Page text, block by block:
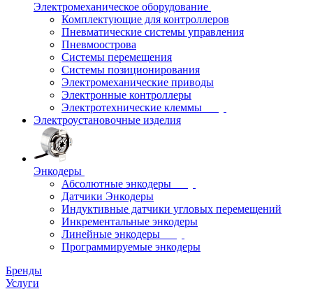
Электромеханическое оборудование
Комплектующие для контроллеров
Пневматические системы управления
Пневмоострова
Системы перемещения
Системы позиционирования
Электромеханические приводы
Электронные контроллеры
Электротехнические клеммы
Электроустановочные изделия
Энкодеры
Абсолютные энкодеры
Датчики Энкодеры
Индуктивные датчики угловых перемещений
Инкрементальные энкодеры
Линейные энкодеры
Программируемые энкодеры
Бренды
Услуги